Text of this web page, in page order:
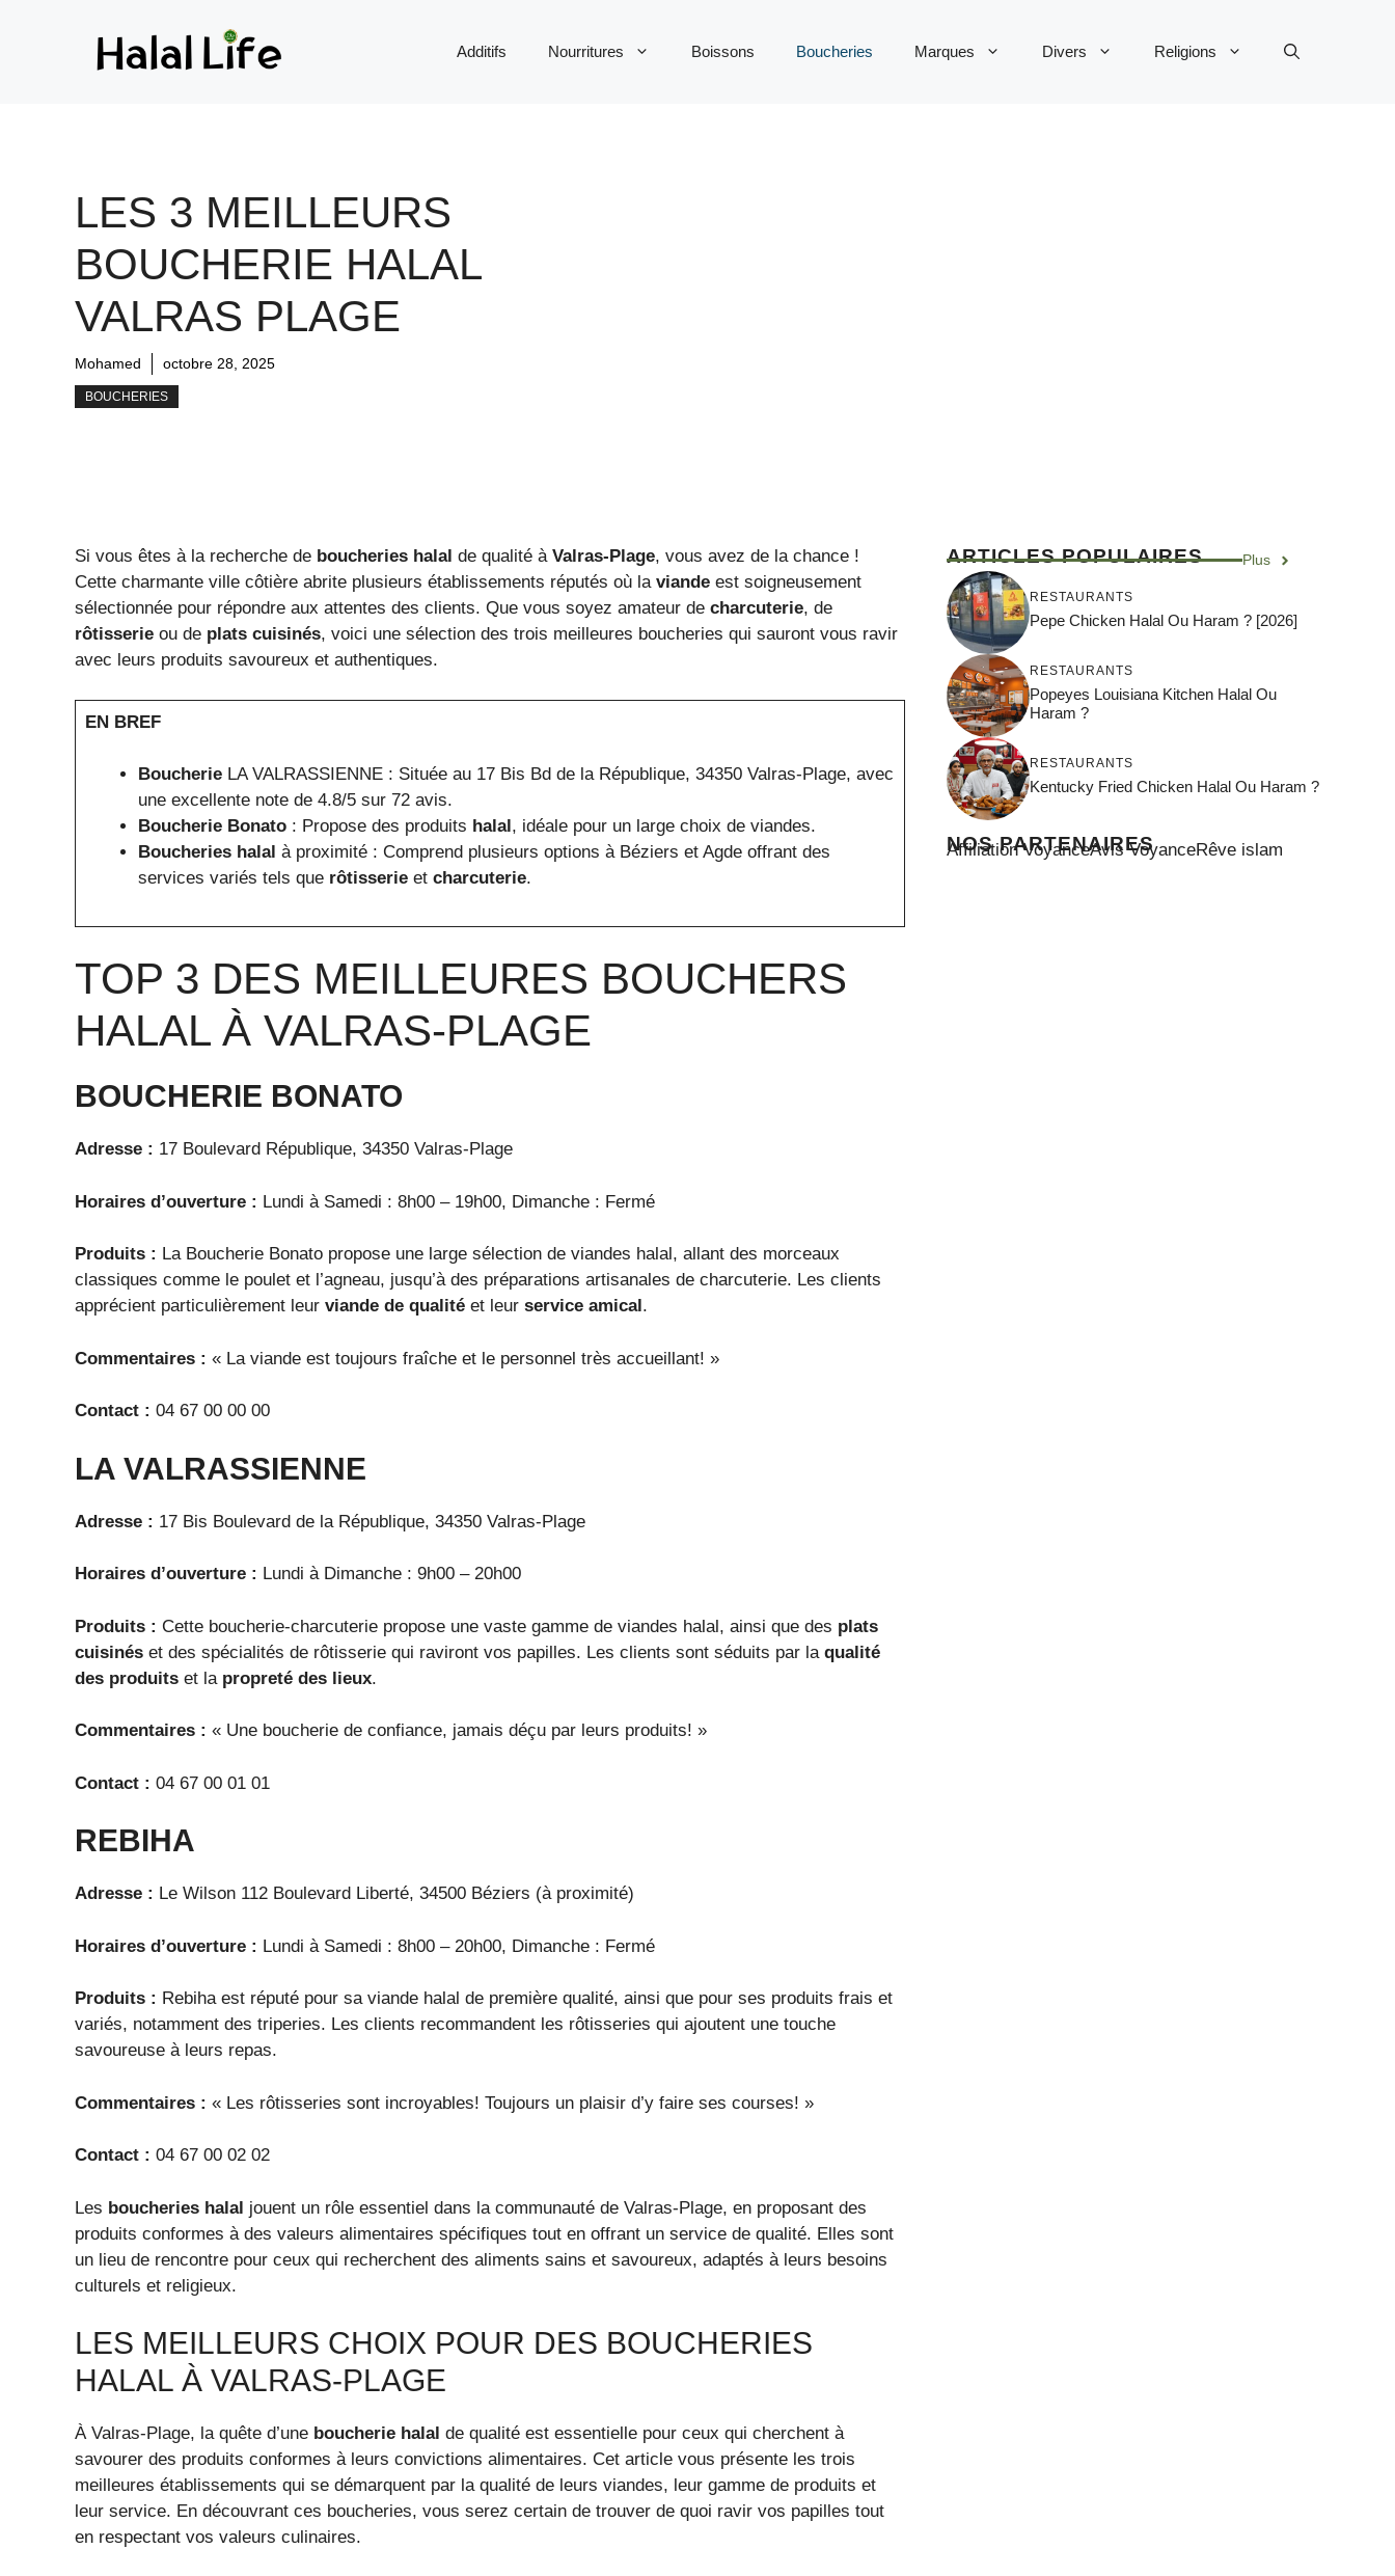
Additifs Nourritures Boissons Boucheries Marques Divers Religions
LES 3 MEILLEURS
BOUCHERIE HALAL
VALRAS PLAGE
Mohamed octobre 28, 2025
BOUCHERIES
Si vous êtes à la recherche de boucheries halal de qualité à Valras-Plage, vous avez de la chance !
Cette charmante ville côtière abrite plusieurs établissements réputés où la viande est soigneusement
sélectionnée pour répondre aux attentes des clients. Que vous soyez amateur de charcuterie, de
rôtisserie ou de plats cuisinés, voici une sélection des trois meilleures boucheries qui sauront vous ravir
avec leurs produits savoureux et authentiques.
EN BREF
BoucherieLA VALRASSIENNE : Située au 17 Bis Bd de la République, 34350 Valras-Plage, avec
une excellente note de 4.8/5 sur 72 avis.
Boucherie Bonato: Propose des produits halal, idéale pour un large choix de viandes.
Boucheries halal à proximité : Comprend plusieurs options à Béziers et Agde offrant des
services variés tels que rôtisserieet charcuterie.
TOP 3 DES MEILLEURES BOUCHERS
HALAL À VALRAS-PLAGE
BOUCHERIE BONATO
Adresse : 17 Boulevard République, 34350 Valras-Plage
Horaires d’ouverture : Lundi à Samedi : 8h00 – 19h00, Dimanche : Fermé
Produits : La Boucherie Bonato propose une large sélection de viandes halal, allant des morceaux
classiques comme le poulet et l’agneau, jusqu’à des préparations artisanales de charcuterie. Les clients
apprécient particulièrement leur viande de qualité et leur service amical.
Commentaires : « La viande est toujours fraîche et le personnel très accueillant! »
Contact : 04 67 00 00 00
LA VALRASSIENNE
Adresse : 17 Bis Boulevard de la République, 34350 Valras-Plage
Horaires d’ouverture : Lundi à Dimanche : 9h00 – 20h00
Produits : Cette boucherie-charcuterie propose une vaste gamme de viandes halal, ainsi que des plats
cuisinés et des spécialités de rôtisserie qui raviront vos papilles. Les clients sont séduits par la qualité
des produits et la propreté des lieux.
Commentaires : « Une boucherie de confiance, jamais déçu par leurs produits! »
Contact : 04 67 00 01 01
REBIHA
Adresse : Le Wilson 112 Boulevard Liberté, 34500 Béziers (à proximité)
Horaires d’ouverture : Lundi à Samedi : 8h00 – 20h00, Dimanche : Fermé
Produits : Rebiha est réputé pour sa viande halal de première qualité, ainsi que pour ses produits frais et
variés, notamment des triperies. Les clients recommandent les rôtisseries qui ajoutent une touche
savoureuse à leurs repas.
Commentaires : « Les rôtisseries sont incroyables! Toujours un plaisir d’y faire ses courses! »
Contact : 04 67 00 02 02
Les boucheries halal jouent un rôle essentiel dans la communauté de Valras-Plage, en proposant des
produits conformes à des valeurs alimentaires spécifiques tout en offrant un service de qualité. Elles sont
un lieu de rencontre pour ceux qui recherchent des aliments sains et savoureux, adaptés à leurs besoins
culturels et religieux.
LES MEILLEURS CHOIX POUR DES BOUCHERIES
HALAL À VALRAS-PLAGE
À Valras-Plage, la quête d’une boucherie halal de qualité est essentielle pour ceux qui cherchent à
savourer des produits conformes à leurs convictions alimentaires. Cet article vous présente les trois
meilleures établissements qui se démarquent par la qualité de leurs viandes, leur gamme de produits et
leur service. En découvrant ces boucheries, vous serez certain de trouver de quoi ravir vos papilles tout
en respectant vos valeurs culinaires.
ARTICLES POPULAIRES Plus
RESTAURANTS
Pepe Chicken Halal Ou Haram ? [2026]
RESTAURANTS
Popeyes Louisiana Kitchen Halal Ou
Haram ?
RESTAURANTS
Kentucky Fried Chicken Halal Ou Haram ?
NOS PARTENAIRES
Affiliation VoyanceAvis VoyanceRêve islam